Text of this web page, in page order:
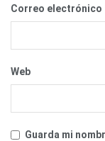
Correo electrónico
Web
Guarda mi